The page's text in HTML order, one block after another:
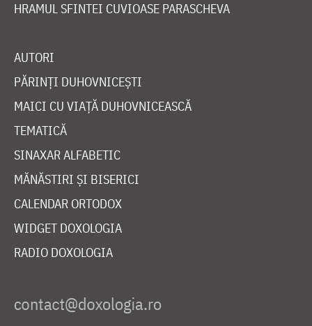
HRAMUL SFINTEI CUVIOASE PARASCHEVA
AUTORI
PĂRINȚI DUHOVNICEȘTI
MAICI CU VIAȚĂ DUHOVNICEASCĂ
TEMATICĂ
SINAXAR ALFABETIC
MĂNĂSTIRI ȘI BISERICI
CALENDAR ORTODOX
WIDGET DOXOLOGIA
RADIO DOXOLOGIA